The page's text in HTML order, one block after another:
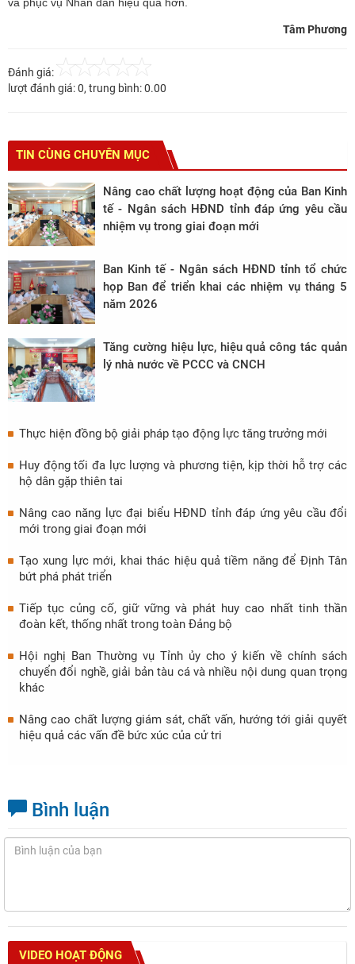
và phục vụ Nhân dân hiệu quả hơn.
Tâm Phương
Đánh giá:
lượt đánh giá:0, trung bình:0.00
TIN CÙNG CHUYÊN MỤC
Nâng cao chất lượng hoạt động của Ban Kinh
tế - Ngân sách HĐND tỉnh đáp ứng yêu cầu
nhiệm vụ trong giai đoạn mới
Ban Kinh tế - Ngân sách HĐND tỉnh tổ chức
họp Ban để triển khai các nhiệm vụ tháng 5
năm 2026
Tăng cường hiệu lực, hiệu quả công tác quản
lý nhà nước về PCCC và CNCH
Thực hiện đồng bộ giải pháp tạo động lực tăng trưởng mới
Huy động tối đa lực lượng và phương tiện, kịp thời hỗ trợ các
hộ dân gặp thiên tai
Nâng cao năng lực đại biểu HĐND tỉnh đáp ứng yêu cầu đổi
mới trong giai đoạn mới
Tạo xung lực mới, khai thác hiệu quả tiềm năng để Định Tân
bứt phá phát triển
Tiếp tục củng cố, giữ vững và phát huy cao nhất tinh thần
đoàn kết, thống nhất trong toàn Đảng bộ
Hội nghị Ban Thường vụ Tỉnh ủy cho ý kiến về chính sách
chuyển đổi nghề, giải bản tàu cá và nhiều nội dung quan trọng
khác
Nâng cao chất lượng giám sát, chất vấn, hướng tới giải quyết
hiệu quả các vấn đề bức xúc của cử tri
Bình luận
VIDEO HOẠT ĐỘNG